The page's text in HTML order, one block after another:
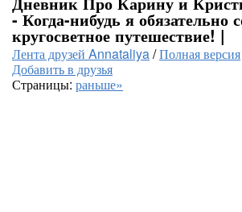
- Когда-нибудь я обязательно
кругосветное путешествие! |
Лента друзей Annataliya/Полная версия
Добавить в друзья
Страницы: раньше»